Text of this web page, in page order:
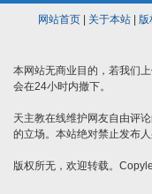
网站首页| 关于本站| 版
本网站无商业目的，若我们
会在24小时内撤下。
天主教在线维护网友自由评
的立场。本站绝对禁止发布
版权所无，欢迎转载。